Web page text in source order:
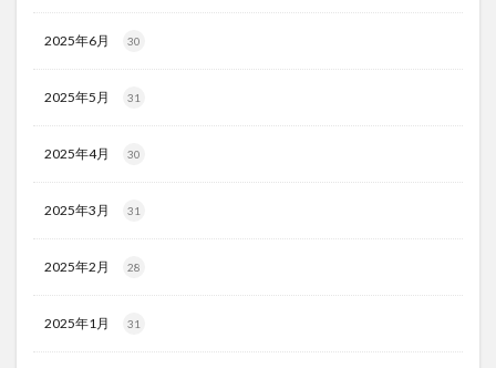
2025年6月 30
2025年5月 31
2025年4月 30
2025年3月 31
2025年2月 28
2025年1月 31